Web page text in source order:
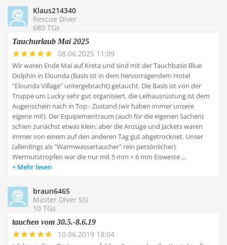
Klaus214340
Rescue Diver
680 TGs
Tauchurlaub Mai 2025
08.06.2025 11:09
Wir waren Ende Mai auf Kreta und sind mit der Tauchbasis Blue
Dolphin in Elounda (Basis ist in dem hervorragendem Hotel
"Elounda Village" untergebracht) getaucht. Die Basis ist von der
Truppe um Lucky sehr gut organisiert, die Leihausrüstung ist dem
Augenschein nach in Top - Zustand (wir haben immer unsere
eigene mit). Der Equipementraum (auch für die eigenen Sachen)
schien zunächst etwas klein, aber die Anzüge und Jackets waren
immer von einem auf den anderen Tag gut abgetrocknet. Unser
(allerdings als "Warmwassertaucher" rein persönlicher)
Wermutstropfen war die nur mit 5 mm + 6 mm Eisweste ...
Mehr lesen
braun6465
Master Diver SSI
10 TGs
tauchen vom 30.5.-8.6.19
10.06.2019 18:04